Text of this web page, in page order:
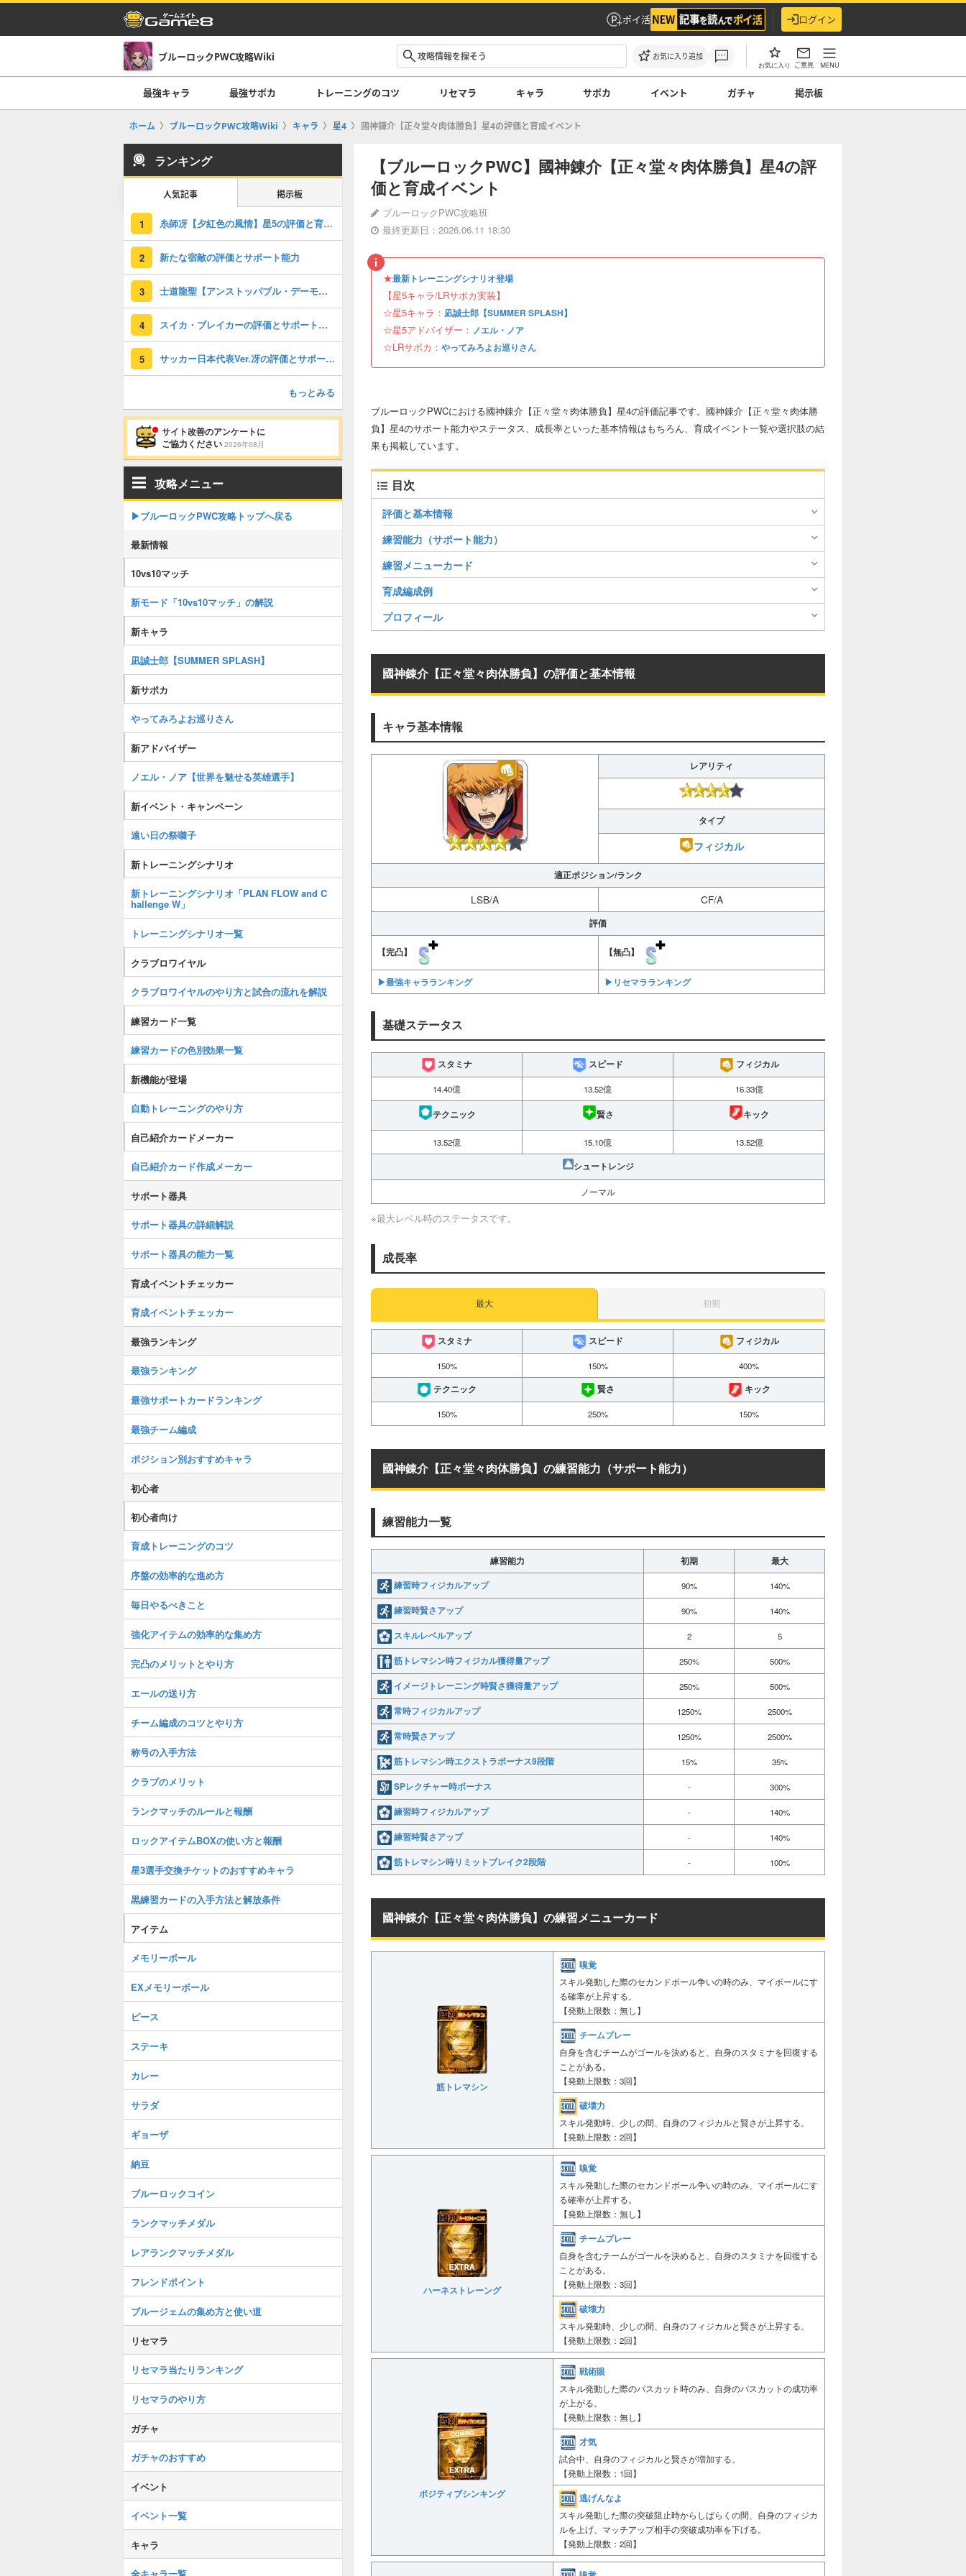
ポイ活 ログイン
ブルーロックPWC攻略Wiki お気に入り追加
お気に入り ご意見 MENU
最強キャラ 最強サポカ トレーニングのコツ リセマラ キャラ サポカ イベント ガチャ 掲示板
ホーム ブルーロックPWC攻略Wiki キャラ 星4 國神錬介【正々堂々肉体勝負】星4の評価と育成イベント
【ブルーロックPWC】國神錬介【正々堂々肉体勝負】星4の評
価と育成イベント
ブルーロックPWC攻略班
最終更新日：2026.06.11 18:30
★最新トレーニングシナリオ登場
【星5キャラ/LRサポカ実装】
☆星5キャラ： 凪誠士郎【SUMMER SPLASH】
☆星5アドバイザー： ノエル・ノア
☆LRサポカ： やってみろよお巡りさん
ブルーロックPWCにおける國神錬介【正々堂々肉体勝負】星4の評価記事です。國神錬介【正々堂々肉体勝
負】星4のサポート能力やステータス、成長率といった基本情報はもちろん、育成イベント一覧や選択肢の結
果も掲載しています。
目次
評価と基本情報
練習能力（サポート能力）
練習メニューカード
育成編成例
プロフィール
國神錬介【正々堂々肉体勝負】の評価と基本情報
キャラ基本情報
レアリティ
タイプ
フィジカル
適正ポジション/ランク
LSB/A CF/A
評価
【完凸】 【無凸】
▶︎最強キャラランキング ▶︎リセマラランキング
基礎ステータス
スタミナ スピード フィジカル
14.40億 13.52億 16.33億
テクニック 賢さ キック
13.52億 15.10億 13.52億
シュートレンジ
ノーマル
※最大レベル時のステータスです。
成長率
最大 初期
スタミナ スピード フィジカル
150% 150% 400%
テクニック 賢さ キック
150% 250% 150%
國神錬介【正々堂々肉体勝負】の練習能力（サポート能力）
練習能力一覧
練習能力 初期 最大
練習時フィジカルアップ 90% 140%
練習時賢さアップ 90% 140%
スキルレベルアップ 2 5
筋トレマシン時フィジカル獲得量アップ 250% 500%
イメージトレーニング時賢さ獲得量アップ 250% 500%
常時フィジカルアップ 1250% 2500%
常時賢さアップ 1250% 2500%
筋トレマシン時エクストラボーナス9段階 15% 35%
SPレクチャー時ボーナス - 300%
練習時フィジカルアップ - 140%
練習時賢さアップ - 140%
筋トレマシン時リミットブレイク2段階 - 100%
國神錬介【正々堂々肉体勝負】の練習メニューカード
筋トレマシン
嗅覚
スキル発動した際のセカンドボール争いの時のみ、マイボールにす
る確率が上昇する。
【発動上限数：無し】
チームプレー
自身を含むチームがゴールを決めると、自身のスタミナを回復する
ことがある。
【発動上限数：3回】
破壊力
スキル発動時、少しの間、自身のフィジカルと賢さが上昇する。
【発動上限数：2回】
ハーネストレーング
嗅覚
スキル発動した際のセカンドボール争いの時のみ、マイボールにす
る確率が上昇する。
【発動上限数：無し】
チームプレー
自身を含むチームがゴールを決めると、自身のスタミナを回復する
ことがある。
【発動上限数：3回】
破壊力
スキル発動時、少しの間、自身のフィジカルと賢さが上昇する。
【発動上限数：2回】
ポジティブシンキング
戦術眼
スキル発動した際のパスカット時のみ、自身のパスカットの成功率
が上がる。
【発動上限数：無し】
才気
試合中、自身のフィジカルと賢さが増加する。
【発動上限数：1回】
逃げんなよ
スキル発動した際の突破阻止時からしばらくの間、自身のフィジカ
ルを上げ、マッチアップ相手の突破成功率を下げる。
【発動上限数：2回】
ランキング
人気記事 掲示板
1 糸師冴【夕紅色の風情】星5の評価と育成イベント
2 新たな宿敵の評価とサポート能力
3 士道龍聖【アンストッパブル・デーモン】星4FLOWの評価と育成イベント
4 スイカ・ブレイカーの評価とサポート能力
5 サッカー日本代表Ver.冴の評価とサポート能力
もっとみる
サイト改善のアンケートに
ご協力ください 2026年08月
攻略メニュー
▶︎ブルーロックPWC攻略トップへ戻る
最新情報
10vs10マッチ
新モード「10vs10マッチ」の解説
新キャラ
凪誠士郎【SUMMER SPLASH】
新サポカ
やってみろよお巡りさん
新アドバイザー
ノエル・ノア【世界を魅せる英雄選手】
新イベント・キャンペーン
遠い日の祭囃子
新トレーニングシナリオ
新トレーニングシナリオ「PLAN FLOW and C
hallenge W」
トレーニングシナリオ一覧
クラブロワイヤル
クラブロワイヤルのやり方と試合の流れを解説
練習カード一覧
練習カードの色別効果一覧
新機能が登場
自動トレーニングのやり方
自己紹介カードメーカー
自己紹介カード作成メーカー
サポート器具
サポート器具の詳細解説
サポート器具の能力一覧
育成イベントチェッカー
育成イベントチェッカー
最強ランキング
最強ランキング
最強サポートカードランキング
最強チーム編成
ポジション別おすすめキャラ
初心者
初心者向け
育成トレーニングのコツ
序盤の効率的な進め方
毎日やるべきこと
強化アイテムの効率的な集め方
完凸のメリットとやり方
エールの送り方
チーム編成のコツとやり方
称号の入手方法
クラブのメリット
ランクマッチのルールと報酬
ロックアイテムBOXの使い方と報酬
星3選手交換チケットのおすすめキャラ
黒練習カードの入手方法と解放条件
アイテム
メモリーボール
EXメモリーボール
ピース
ステーキ
カレー
サラダ
ギョーザ
納豆
ブルーロックコイン
ランクマッチメダル
レアランクマッチメダル
フレンドポイント
ブルージェムの集め方と使い道
リセマラ
リセマラ当たりランキング
リセマラのやり方
ガチャ
ガチャのおすすめ
イベント
イベント一覧
キャラ